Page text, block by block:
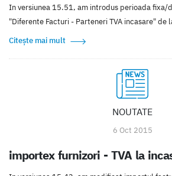
In versiunea 15.51, am introdus perioada
"Diferente Facturi - Parteneri TVA incasare" de
Citește mai mult
NOUTATE
6 Oct 2015
importex furnizori - TVA la